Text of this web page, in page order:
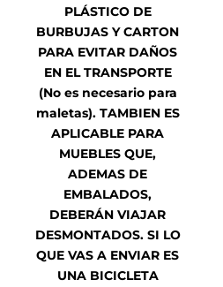
PLÁSTICO DE
BURBUJAS Y CARTON
PARA EVITAR DAÑOS
EN EL TRANSPORTE
(No es necesario para
maletas). TAMBIEN ES
APLICABLE PARA
MUEBLES QUE,
ADEMAS DE
EMBALADOS,
DEBERÁN VIAJAR
DESMONTADOS. SI LO
QUE VAS A ENVIAR ES
UNA BICICLETA